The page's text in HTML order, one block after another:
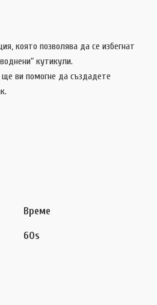
която позволява да се избегнат
кутикули.
ще ви помогне да създадете
Време
60s